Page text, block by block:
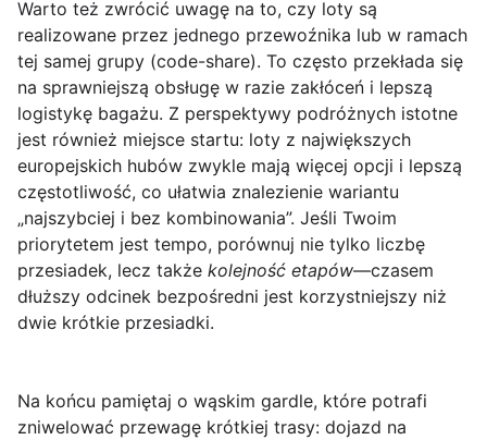
Warto też zwrócić uwagę na to, czy loty są
realizowane przez jednego przewoźnika lub w ramach
tej samej grupy (code-share). To często przekłada się
na sprawniejszą obsługę w razie zakłóceń i lepszą
logistykę bagażu. Z perspektywy podróżnych istotne
jest również miejsce startu: loty z największych
europejskich hubów zwykle mają więcej opcji i lepszą
częstotliwość, co ułatwia znalezienie wariantu
„najszybciej i bez kombinowania”. Jeśli Twoim
priorytetem jest tempo, porównuj nie tylko liczbę
przesiadek, lecz także kolejność etapów—czasem
dłuższy odcinek bezpośredni jest korzystniejszy niż
dwie krótkie przesiadki.
Na końcu pamiętaj o wąskim gardle, które potrafi
zniwelować przewagę krótkiej trasy: dojazd na